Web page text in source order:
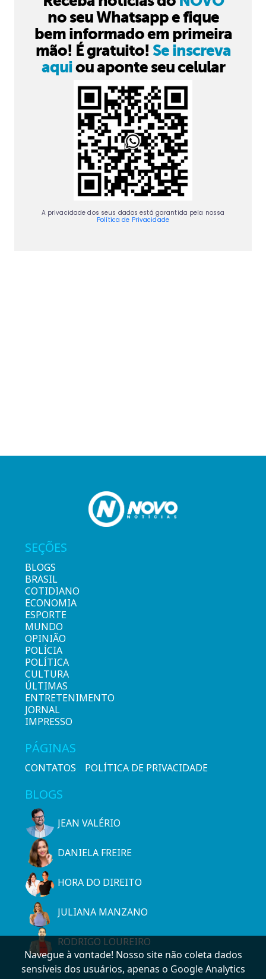
no seu Whatsapp e fique
bem informado em primeira
mão! É gratuito! Se inscreva
aquiou aponte seu celular
A privacidade dos seus dados está garantida pela nossa
Política de Privacidade
SEÇÕES
BLOGS
BRASIL
COTIDIANO
ECONOMIA
ESPORTE
MUNDO
OPINIÃO
POLÍCIA
POLÍTICA
CULTURA
ÚLTIMAS
ENTRETENIMENTO
JORNAL
IMPRESSO
PÁGINAS
CONTATOS POLÍTICA DE PRIVACIDADE
BLOGS
JEAN VALÉRIO
DANIELA FREIRE
HORA DO DIREITO
JULIANA MANZANO
RODRIGO LOUREIRO
Navegue à vontade! Nosso site não coleta dados
sensíveis dos usuários, apenas o Google Analytics